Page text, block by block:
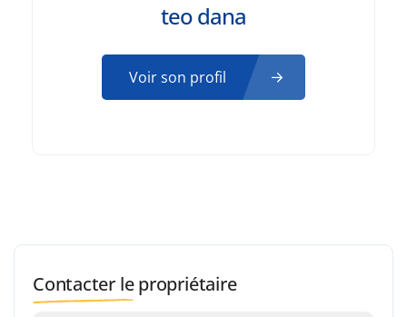
teo dana
Voir son profil
Contacter le propriétaire